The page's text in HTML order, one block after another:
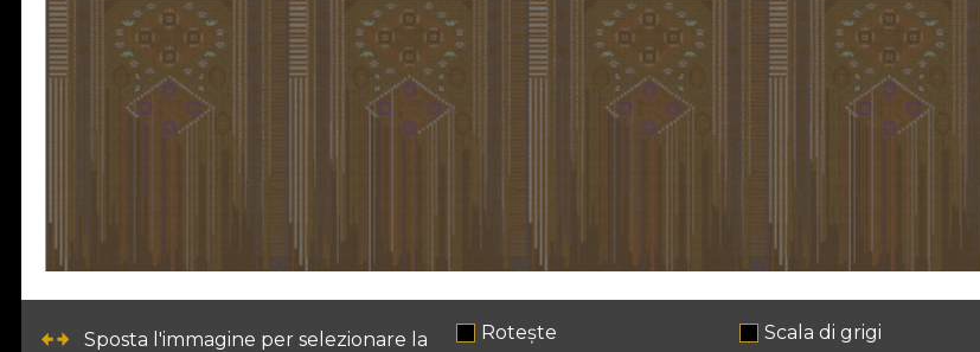
Sposta l'immagine per selezionare la
Rotește
Scala di grigi